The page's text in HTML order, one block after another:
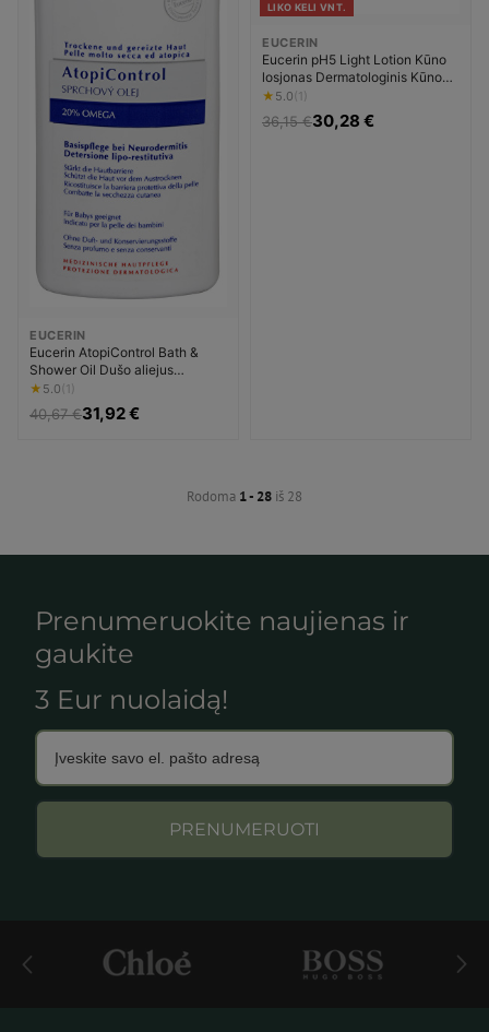
EUCERIN
Eucerin AtopiControl Bath &
Shower Oil Dušo aliejus
Dermatologinis Prausimosi
aliejus Unisex
★ 5.0(1)
40,67 €31,92 €
LIKO KELI VNT.
EUCERIN
Eucerin pH5 Light Lotion Kūno
losjonas Dermatologinis Kūno
losjonas Unisex
★ 5.0(1)
36,15 €30,28 €
Rodoma 1 - 28 iš 28
Prenumeruokite naujienas ir
gaukite
3 Eur nuolaidą!
PRENUMERUOTI